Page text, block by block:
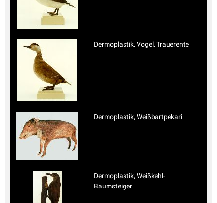
Dermoplastik, Vogel, Trauerente
Dermoplastik, Weißbartpekari
Dermoplastik, Weißkehl-
Baumsteiger